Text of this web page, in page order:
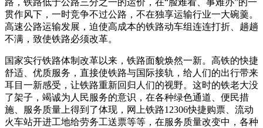
贯作风下，一时竞争不过公路，不在独享运输行业一大碗羹。
高速公路运输发展，迫使高成本的铁路动车组连连打折、趟趟
不满，致使铁路必须改革。
国家实行铁路体制改革以来，铁路面貌焕然一新。高铁的快捷
舒适、优质服务，直接使铁路与国际接轨，给人们的出行带来
耳目一新感受，让铁路重新回归人们的视野。这时的铁老大没
了架子，竭诚为人民服务的意识，在各种绿色通道、便民措
施、服务质量上得到了体现，网上铁路12306快捷购票、流动
火车站开进工地给劳务工送票等等，在服务质量改变中，各种